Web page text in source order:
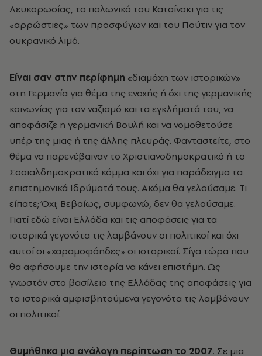
Λευκορωσίας, το πολωνικό του Κατσίνσκι για τις
«αρρώστιες» των προσφύγων και του Πούτιν για τον
ουκρανικό λιμό.
Είναι σαν στην περίφημη «διαμάχη των ιστορικών»
στη Γερμανία για θέμα της ενοχής ή όχι της γερμανικής
κοινωνίας για τον ναζισμό και τα εγκλήματά του, να
αποφάσιζε η γερμανική Βουλή και να νομοθετούσε
υπέρ της μιας ή της άλλης πλευράς. Φανταστείτε, στο
θέμα να παρενέβαιναν το Χριστιανοδημοκρατικό ή το
Σοσιαλδημοκρατικό κόμμα και όχι για παράδειγμα τα
επιστημονικά Ιδρύματά τους. Ακόμα θα γελούσαμε. Τι
είπατε; Όχι; Βεβαίως, συμφωνώ, δεν θα γελούσαμε.
Γιατί εδώ είναι Ελλάδα και τις αποφάσεις για τα
ιστορικά γεγονότα τις λαμβάνουν οι πολιτικοί και όχι
αυτοί οι «χαραμοφάηδες» οι ιστορικοί. Σίγα τώρα που
θα αφήσουμε την ιστορία να κάνει επιστήμη. Ως
γνωστόν στο βασίλειο της Ελλάδας της αποφάσεις για
τα ιστορικά αμφισβητούμενα γεγονότα τις λαμβάνουν
οι πολιτικοί.
Θυμήθηκα μια ανάλογη περίπτωση το 2007. Σε μια